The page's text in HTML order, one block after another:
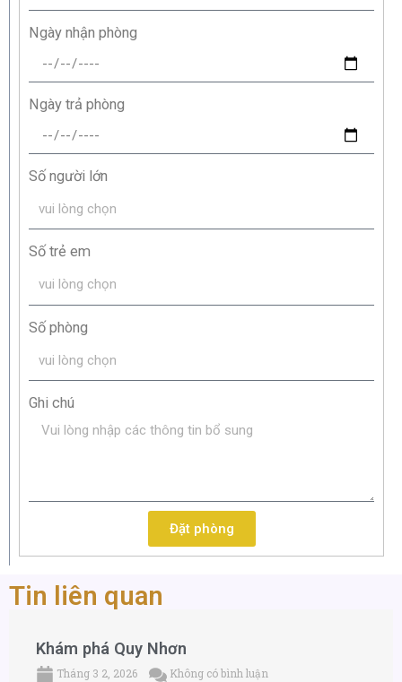
Ngày nhận phòng
Ngày trả phòng
Số người lớn
Số trẻ em
Số phòng
Ghi chú
Đặt phòng
Tin liên quan
Khám phá Quy Nhơn
Tháng 3 2, 2026 Không có bình luận